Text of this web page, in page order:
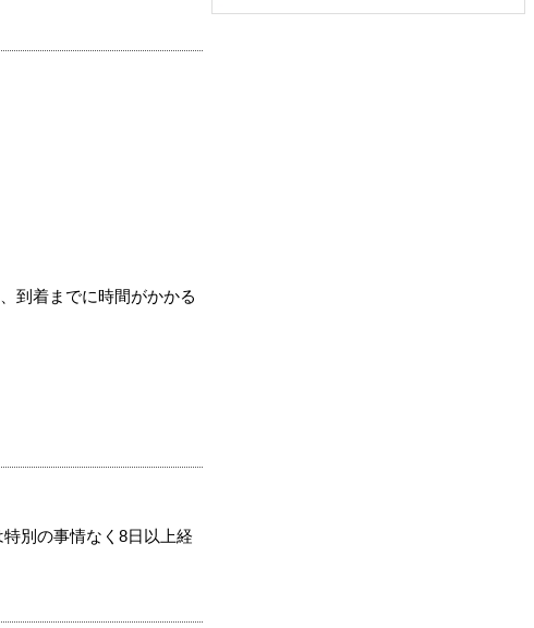
到着までに時間がかかる
別の事情なく8日以上経